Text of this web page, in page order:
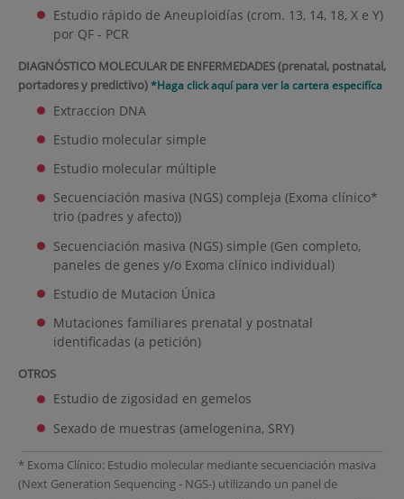
Estudio rápido de Aneuploidías (crom. 13, 14, 18, X e Y)
por QF - PCR
DIAGNÓSTICO MOLECULAR DE ENFERMEDADES (prenatal, postnatal,
portadores y predictivo)*Haga click aquí para ver la cartera especifíca
Extraccion DNA
Estudio molecular simple
Estudio molecular múltiple
Secuenciación masiva (NGS) compleja (Exoma clínico*
trio (padres y afecto))
Secuenciación masiva (NGS) simple (Gen completo,
paneles de genes y/o Exoma clínico individual)
Estudio de Mutacion Única
Mutaciones familiares prenatal y postnatal
identificadas (a petición)
OTROS
Estudio de zigosidad en gemelos
Sexado de muestras (amelogenina, SRY)
* Exoma Clínico: Estudio molecular mediante secuenciación masiva
(Next Generation Sequencing - NGS-) utilizando un panel de